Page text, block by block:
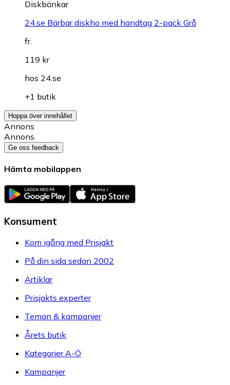
Diskbänkar
24.se Bärbar diskho med handtag 2-pack Grå
fr.
119 kr
hos 24.se
+1 butik
Hoppa över innehållet
Annons
Annons
Ge oss feedback
Hämta mobilappen
Konsument
Kom igång med Prisjakt
På din sida sedan 2002
Artiklar
Prisjakts experter
Teman & kampanjer
Årets butik
Kategorier A-Ö
Kampanjer